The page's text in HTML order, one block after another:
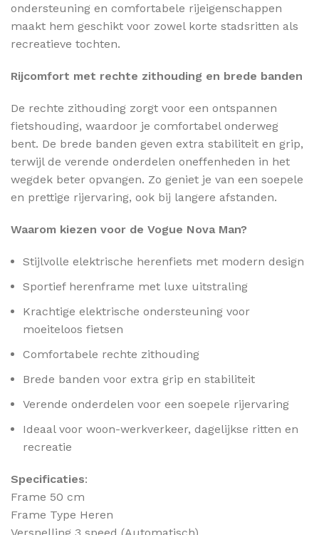
ondersteuning en comfortabele rijeigenschappen
maakt hem geschikt voor zowel korte stadsritten als
recreatieve tochten.
Rijcomfort met rechte zithouding en brede banden
De rechte zithouding zorgt voor een ontspannen
fietshouding, waardoor je comfortabel onderweg
bent. De brede banden geven extra stabiliteit en grip,
terwijl de verende onderdelen oneffenheden in het
wegdek beter opvangen. Zo geniet je van een soepele
en prettige rijervaring, ook bij langere afstanden.
Waarom kiezen voor de Vogue Nova Man?
Stijlvolle elektrische herenfiets met modern design
Sportief herenframe met luxe uitstraling
Krachtige elektrische ondersteuning voor
moeiteloos fietsen
Comfortabele rechte zithouding
Brede banden voor extra grip en stabiliteit
Verende onderdelen voor een soepele rijervaring
Ideaal voor woon-werkverkeer, dagelijkse ritten en
recreatie
Specificaties:
Frame 50 cm
Frame Type Heren